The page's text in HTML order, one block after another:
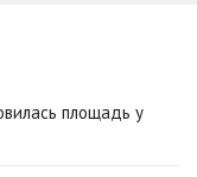
площадь у